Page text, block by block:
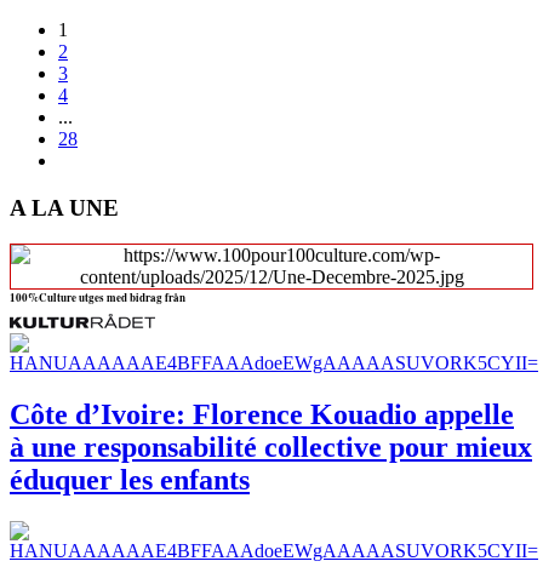
1
2
3
4
...
28
A LA UNE
100%Culture utges med bidrag från
Côte d’Ivoire: Florence Kouadio appelle
à une responsabilité collective pour mieux
éduquer les enfants